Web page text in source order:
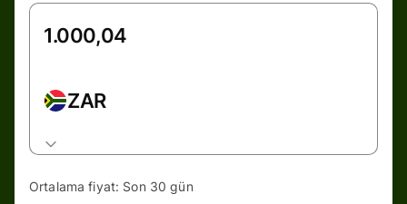
ZAR
Ortalama fiyat: Son 30 gün